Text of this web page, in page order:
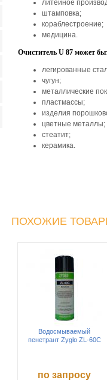
литейное
штамповка;
кораблестроение;
медицина.
Очиститель U 87 может
легированные
чугун;
металлические
пластмассы;
изделия
цветные металлы;
стеатит;
керамика.
ПОХОЖИЕ
Водосмываемый
пенетрант Zyglo ZL-60C
по запросу